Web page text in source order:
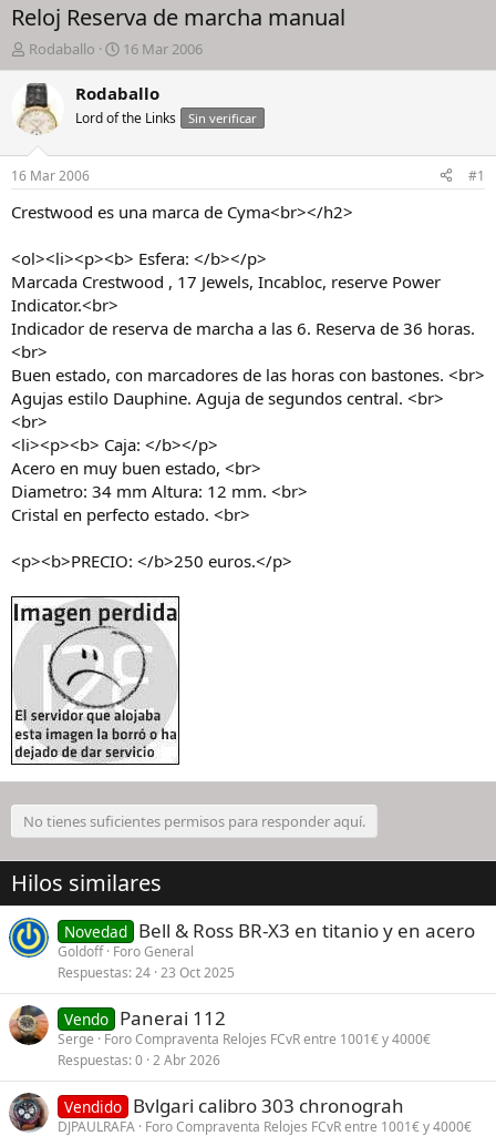
Reloj Reserva de marcha manual
I
n
i
c
i
a
d
o
r
l
h
i
l
o
Rodaballo
F
e
c
h
a
i
n
i
o
16 Mar 2006
Rodaballo
Lord of the Links Sin verificar
16 Mar 2006 #1
Crestwood es una marca de Cyma<br></h2>
<ol><li><p><b> Esfera: </b></p>
Marcada Crestwood , 17 Jewels, Incabloc, reserve Power
Indicator.<br>
Indicador de reserva de marcha a las 6. Reserva de 36 horas.
<br>
Buen estado, con marcadores de las horas con bastones. <br>
Agujas estilo Dauphine. Aguja de segundos central. <br>
<br>
<li><p><b> Caja: </b></p>
Acero en muy buen estado, <br>
Diametro: 34 mm Altura: 12 mm. <br>
Cristal en perfecto estado. <br>
<p><b>PRECIO: </b>250 euros.</p>
No tienes suficientes permisos para responder aquí.
Hilos similares
Novedad Bell & Ross BR-X3 en titanio y en acero
Goldoff Foro General
Respuestas 24 23 Oct 2025
Vendo Panerai 112
Serge
Foro Compraventa Relojes FCvR entre 1001€ y 4000€
Respuestas 0 2 Abr 2026
Vendido Bvlgari calibro 303 chronograh
DJPAULRAFA Foro Compraventa Relojes FCvR entre 1001€ y 4000€